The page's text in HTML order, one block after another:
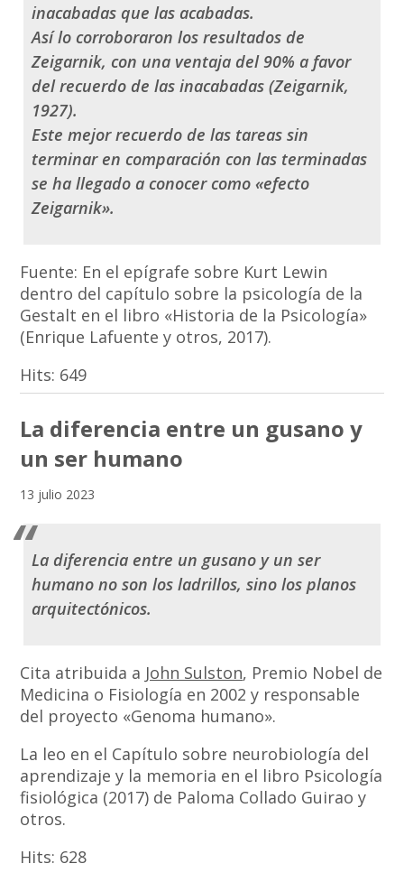
inacabadas que las acabadas.
Así lo corroboraron los resultados de
Zeigarnik, con una ventaja del 90% a favor
del recuerdo de las inacabadas (Zeigarnik,
1927).
Este mejor recuerdo de las tareas sin
terminar en comparación con las terminadas
se ha llegado a conocer como «efecto
Zeigarnik».
Fuente: En el epígrafe sobre Kurt Lewin
dentro del capítulo sobre la psicología de la
Gestalt en el libro «Historia de la Psicología»
(Enrique Lafuente y otros, 2017).
Hits: 649
La diferencia entre un gusano y
un ser humano
13 julio 2023
La diferencia entre un gusano y un ser
humano no son los ladrillos, sino los planos
arquitectónicos.
Cita atribuida a John Sulston, Premio Nobel de
Medicina o Fisiología en 2002 y responsable
del proyecto «Genoma humano».
La leo en el Capítulo sobre neurobiología del
aprendizaje y la memoria en el libro Psicología
fisiológica (2017) de Paloma Collado Guirao y
otros.
Hits: 628